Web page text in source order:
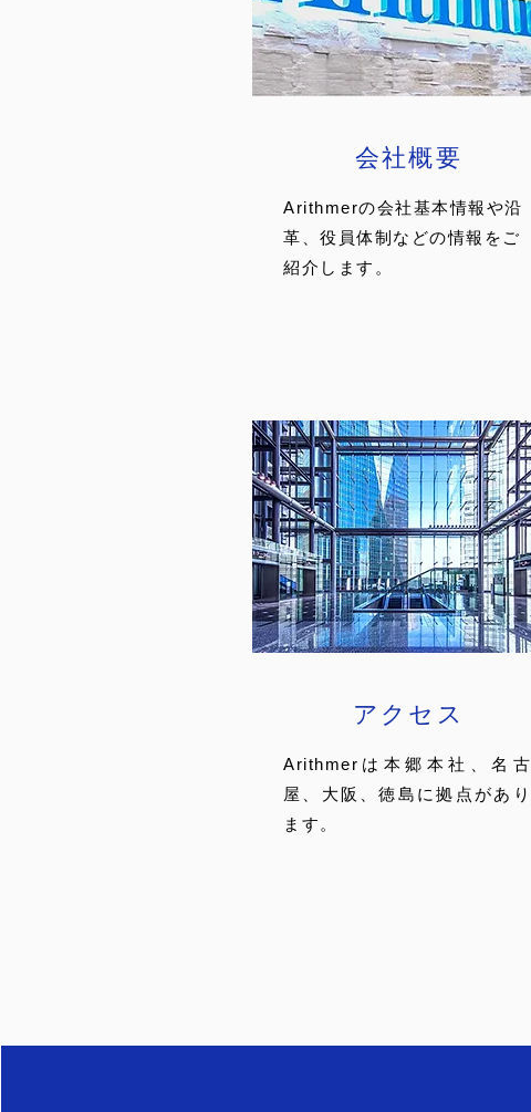
​会社概要
Arithmerの会社基本情報や沿
革、役員体制などの情報をご
紹介します。
アクセス
Arithmerは本郷本社、名古
屋、大阪、徳島に拠点があり
ます。